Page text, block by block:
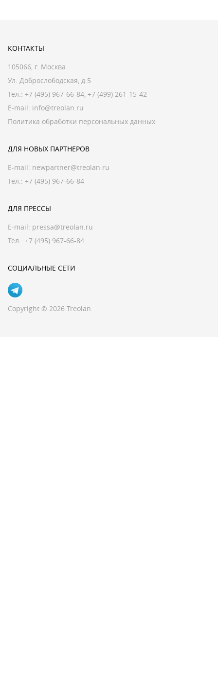
КОНТАКТЫ
105066, г. Москва
Ул. Доброслободская, д.5
Тел.: +7 (495) 967-66-84, +7 (499) 261-15-42
E-mail: info@treolan.ru
Политика обработки персональных данных
ДЛЯ НОВЫХ ПАРТНЕРОВ
E-mail: newpartner@treolan.ru
Тел.: +7 (495) 967-66-84
ДЛЯ ПРЕССЫ
E-mail: pressa@treolan.ru
Тел.: +7 (495) 967-66-84
СОЦИАЛЬНЫЕ СЕТИ
Copyright © 2026 Treolan